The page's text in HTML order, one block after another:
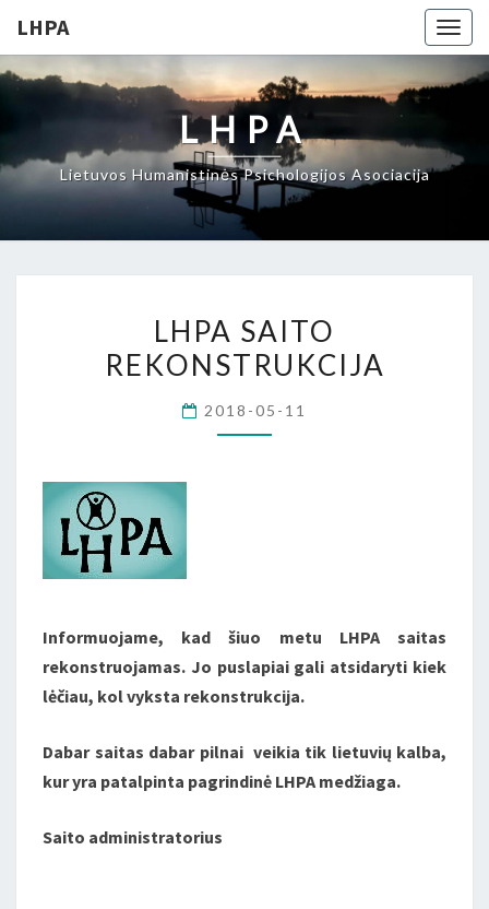
LHPA
LHPA
Lietuvos Humanistinės Psichologijos Asociacija
SAITO
REKONSTRUKCIJA
LHPA SAITO
REKONSTRUKCIJA
2018-05-11
Informuojame, kad šiuo metu LHPA saitas
rekonstruojamas. Jo puslapiai gali atsidaryti kiek
lėčiau, kol vyksta rekonstrukcija.
Dabar saitas dabar pilnai veikia tik lietuvių kalba,
kur yra patalpinta pagrindinė LHPA medžiaga.
Saito administratorius